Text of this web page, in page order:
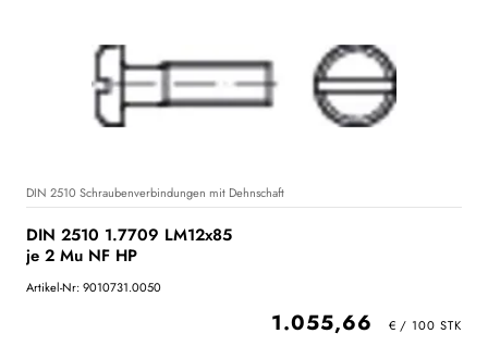
DIN 2510 Schraubenverbindungen mit Dehnschaft
DIN 2510 1.7709 LM12x85
je 2 Mu NF HP
Artikel-Nr: 9010731.0050
1.055,66